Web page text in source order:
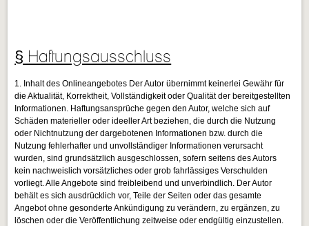
§ Haftungsausschluss
1. Inhalt des Onlineangebotes Der Autor übernimmt keinerlei Gewähr für
die Aktualität, Korrektheit, Vollständigkeit oder Qualität der bereitgestellten
Informationen. Haftungsansprüche gegen den Autor, welche sich auf
Schäden materieller oder ideeller Art beziehen, die durch die Nutzung
oder Nichtnutzung der dargebotenen Informationen bzw. durch die
Nutzung fehlerhafter und unvollständiger Informationen verursacht
wurden, sind grundsätzlich ausgeschlossen, sofern seitens des Autors
kein nachweislich vorsätzliches oder grob fahrlässiges Verschulden
vorliegt. Alle Angebote sind freibleibend und unverbindlich. Der Autor
behält es sich ausdrücklich vor, Teile der Seiten oder das gesamte
Angebot ohne gesonderte Ankündigung zu verändern, zu ergänzen, zu
löschen oder die Veröffentlichung zeitweise oder endgültig einzustellen.